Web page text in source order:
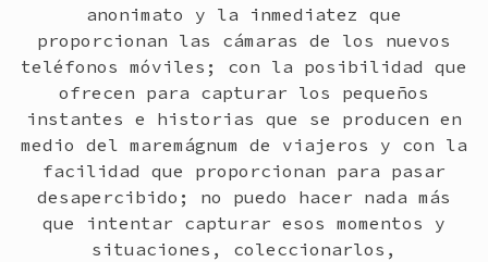
anonimato y la inmediatez que
proporcionan las cámaras de los nuevos
teléfonos móviles; con la posibilidad que
ofrecen para capturar los pequeños
instantes e historias que se producen en
medio del maremágnum de viajeros y con la
facilidad que proporcionan para pasar
desapercibido; no puedo hacer nada más
que intentar capturar esos momentos y
situaciones, coleccionarlos,